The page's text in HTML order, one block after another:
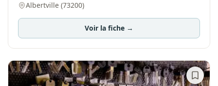
Albertville (73200)
Voir la fiche →